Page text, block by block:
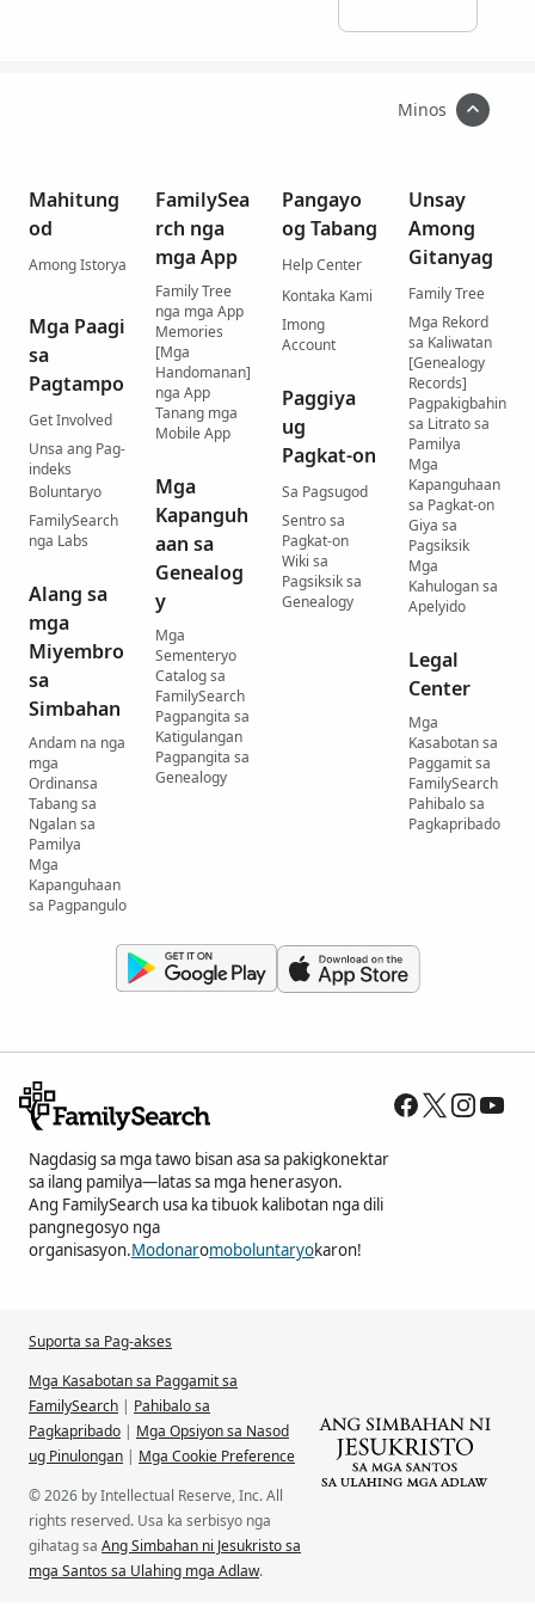
Minos
Mahitung
od
Among Istorya
Mga Paagi
sa
Pagtampo
Get Involved
Unsa ang Pag-
indeks
Boluntaryo
FamilySearch
nga Labs
Alang sa
mga
Miyembro
sa
Simbahan
Andam na nga
mga
Ordinansa
Tabang sa
Ngalan sa
Pamilya
Mga
Kapanguhaan
sa Pagpangulo
FamilySea
rch nga
mga App
Family Tree
nga mga App
Memories
[Mga
Handomanan]
nga App
Tanang mga
Mobile App
Mga
Kapanguh
aan sa
Genealog
y
Mga
Sementeryo
Catalog sa
FamilySearch
Pagpangita sa
Katigulangan
Pagpangita sa
Genealogy
Pangayo
og Tabang
Help Center
Kontaka Kami
Imong
Account
Paggiya
ug
Pagkat-on
Sa Pagsugod
Sentro sa
Pagkat-on
Wiki sa
Pagsiksik sa
Genealogy
Unsay
Among
Gitanyag
Family Tree
Mga Rekord
sa Kaliwatan
[Genealogy
Records]
Pagpakigbahin
sa Litrato sa
Pamilya
Mga
Kapanguhaan
sa Pagkat-on
Giya sa
Pagsiksik
Mga
Kahulogan sa
Apelyido
Legal
Center
Mga
Kasabotan sa
Paggamit sa
FamilySearch
Pahibalo sa
Pagkapribado
Nagdasig sa mga tawo bisan asa sa pakigkonektar
sa ilang pamilya—latas sa mga henerasyon.
Ang FamilySearch usa ka tibuok kalibotan nga dili
pangnegosyo nga
organisasyon.Modonaromoboluntaryokaron!
Suporta sa Pag-akses
Mga Kasabotan sa Paggamit sa
FamilySearch | Pahibalo sa
Pagkapribado | Mga Opsiyon sa Nasod
ug Pinulongan | Mga Cookie Preference
© 2026 by Intellectual Reserve, Inc. All
rights reserved. Usa ka serbisyo nga
gihatag sa Ang Simbahan ni Jesukristo sa
mga Santos sa Ulahing mga Adlaw.